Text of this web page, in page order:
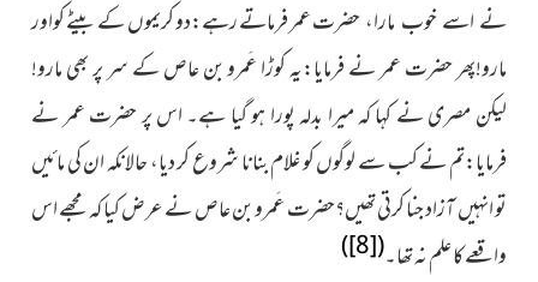
نے اسے خوب مارا، حضرتعمر فرماتے رہے:دو کریموں کے بیٹے کواور
مارو!پھر حضرت عمر نے فرمایا:یہ کوڑا عَمرو بن عاص کے سر پر بھی مارو!
لیکن مصری نے کہا کہ میرا بدلہ پورا ہو گیا ہے۔ اس پر حضرت عمر نے
فرمایا:تم نے کب سے لوگوں کو غلام بنانا شروع کر دیا، حالانکہ ان کی مائیں
تو انہیں آزاد جنا کرتی تھیں؟حضرت عَمرو بن عاص نے عرض کیا کہ مجھے اس
واقعے کا علم نہ تھا۔(
[8]
)